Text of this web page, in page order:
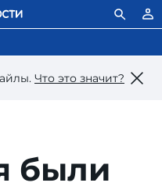
Что это значит?
были